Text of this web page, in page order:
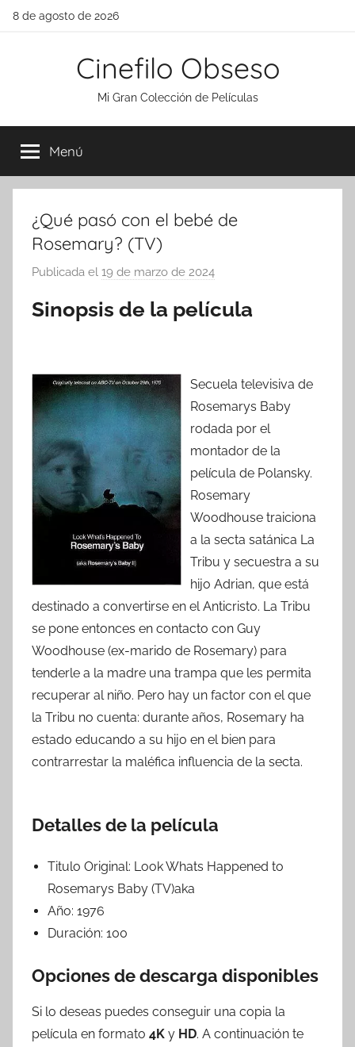
Saltar
8 de agosto de 2026
Cinefilo Obseso
Mi Gran Colección de Películas
Menú
¿Qué pasó con el bebé de
Rosemary? (TV)
Publicada el 19 de marzo de 2024
r
Sinopsis de la película
Secuela televisiva de
Rosemarys Baby
rodada por el
montador de la
película de Polansky.
Rosemary
Woodhouse traiciona
a la secta satánica La
Tribu y secuestra a su
hijo Adrian, que está
destinado a convertirse en el Anticristo. La Tribu
se pone entonces en contacto con Guy
Woodhouse (ex-marido de Rosemary) para
tenderle a la madre una trampa que les permita
recuperar al niño. Pero hay un factor con el que
la Tribu no cuenta: durante años, Rosemary ha
estado educando a su hijo en el bien para
contrarrestar la maléfica influencia de la secta.
Detalles de la película
Titulo Original: Look Whats Happened to
Rosemarys Baby (TV)aka
Año: 1976
Duración: 100
Opciones de descarga disponibles
Si lo deseas puedes conseguir una copia la
película en formato 4K y HD. A continuación te